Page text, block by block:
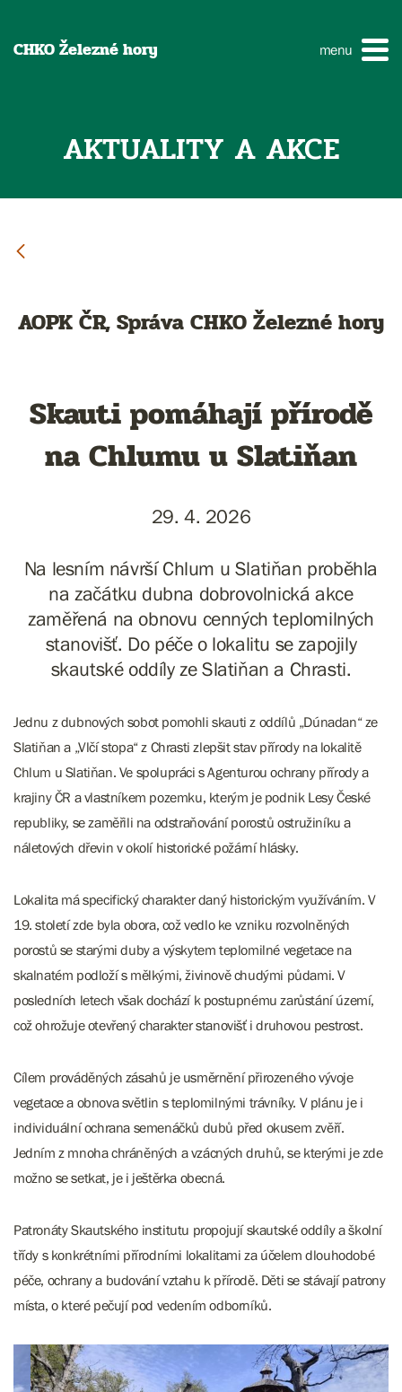
CHKO Železné hory menu
AKTUALITY A AKCE
AOPK ČR, Správa CHKO Železné hory
Skauti pomáhají přírodě
na Chlumu u Slatiňan
29. 4. 2026
Na lesním návrší Chlum u Slatiňan proběhla
na začátku dubna dobrovolnická akce
zaměřená na obnovu cenných teplomilných
stanovišť. Do péče o lokalitu se zapojily
skautské oddíly ze Slatiňan a Chrasti.
Jednu z dubnových sobot pomohli skauti z oddílů „Dúnadan“ ze
Slatiňan a „Vlčí stopa“ z Chrasti zlepšit stav přírody na lokalitě
Chlum u Slatiňan. Ve spolupráci s Agenturou ochrany přírody a
krajiny ČR a vlastníkem pozemku, kterým je podnik Lesy České
republiky, se zaměřili na odstraňování porostů ostružiníku a
náletových dřevin v okolí historické požární hlásky.
Lokalita má specifický charakter daný historickým využíváním. V
19. století zde byla obora, což vedlo ke vzniku rozvolněných
porostů se starými duby a výskytem teplomilné vegetace na
skalnatém podloží s mělkými, živinově chudými půdami. V
posledních letech však dochází k postupnému zarůstání území,
což ohrožuje otevřený charakter stanovišť i druhovou pestrost.
Cílem prováděných zásahů je usměrnění přirozeného vývoje
vegetace a obnova světlin s teplomilnými trávníky. V plánu je i
individuální ochrana semenáčků dubů před okusem zvěří.
Jedním z mnoha chráněných a vzácných druhů, se kterými je zde
možno se setkat, je i ještěrka obecná.
Patronáty Skautského institutu propojují skautské oddíly a školní
třídy s konkrétními přírodními lokalitami za účelem dlouhodobé
péče, ochrany a budování vztahu k přírodě. Děti se stávají patrony
místa, o které pečují pod vedením odborníků.